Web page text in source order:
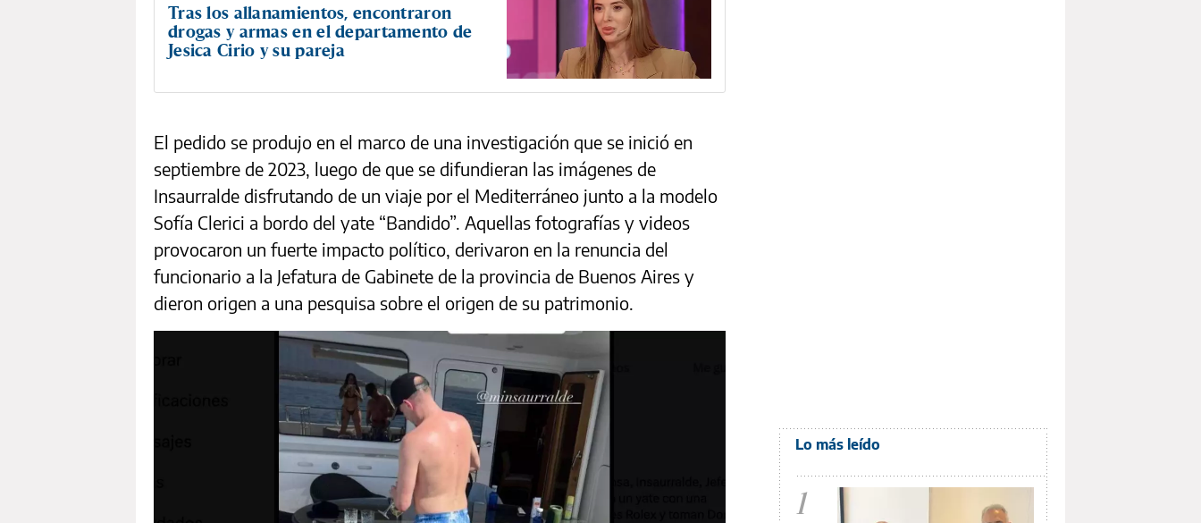
Tras los allanamientos, encontraron
drogas y armas en el departamento de
Jesica Cirio y su pareja
El pedido se produjo en el marco de una investigación que se inició en
septiembre de 2023, luego de que se difundieran las imágenes de
Insaurralde disfrutando de un viaje por el Mediterráneo junto a la modelo
Sofía Clerici a bordo del yate “Bandido”. Aquellas fotografías y videos
provocaron un fuerte impacto político, derivaron en la renuncia del
funcionario a la Jefatura de Gabinete de la provincia de Buenos Aires y
dieron origen a una pesquisa sobre el origen de su patrimonio.
Lo más leído
1